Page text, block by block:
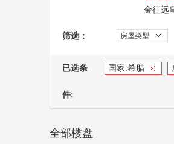
金征远
筛选： 房屋类型
已选条
件:
国家:希腊
全部楼盘